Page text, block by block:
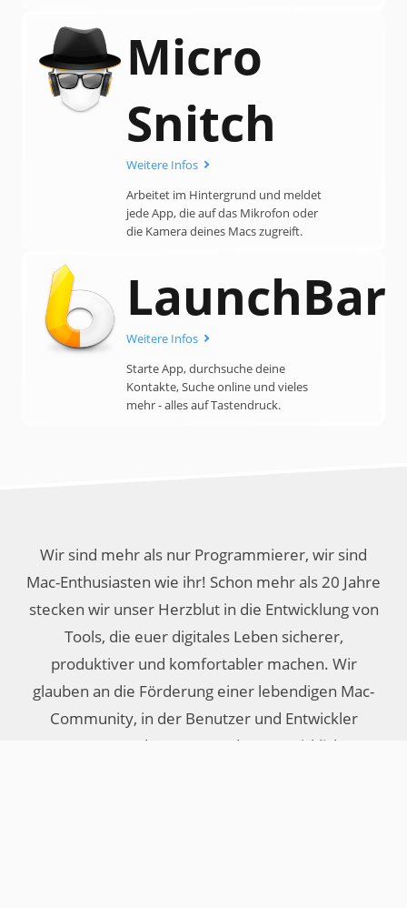
Micro
Snitch
Weitere Infos
Arbeitet im Hintergrund und meldet
jede App, die auf das Mikrofon oder
die Kamera deines Macs zugreift.
LaunchBar
Weitere Infos
Starte App, durchsuche deine
Kontakte, Suche online und vieles
mehr - alles auf Tastendruck.
Wir sind mehr als nur Programmierer, wir sind
Mac-Enthusiasten wie ihr! Schon mehr als 20 Jahre
stecken wir unser Herzblut in die Entwicklung von
Tools, die euer digitales Leben sicherer,
produktiver und komfortabler machen. Wir
glauben an die Förderung einer lebendigen Mac-
Community, in der Benutzer und Entwickler
zusammenkommen und etwas wirklich